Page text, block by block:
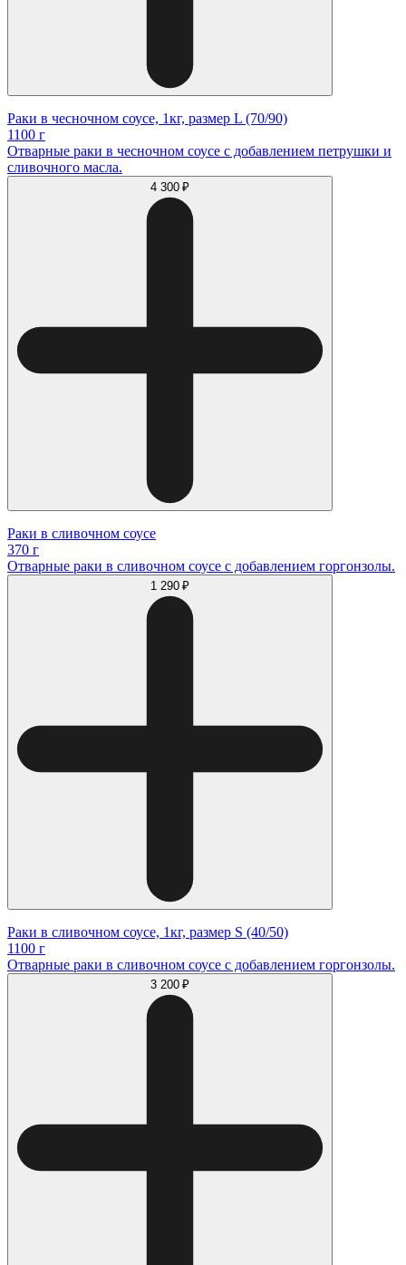
Раки в чесночном соусе, 1кг, размер L (70/90)
1100 г
Отварные раки в чесночном соусе с добавлением петрушки и
сливочного масла.
4 300 ₽
Раки в сливочном соусе
370 г
Отварные раки в сливочном соусе с добавлением горгонзолы.
1 290 ₽
Раки в сливочном соусе, 1кг, размер S (40/50)
1100 г
Отварные раки в сливочном соусе с добавлением горгонзолы.
3 200 ₽